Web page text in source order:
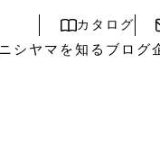
ニシヤマを知る ブログ
カタログ